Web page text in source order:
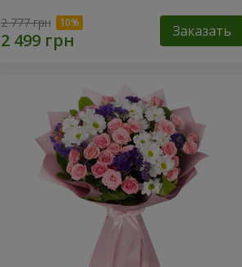
2 777 грн Заказать